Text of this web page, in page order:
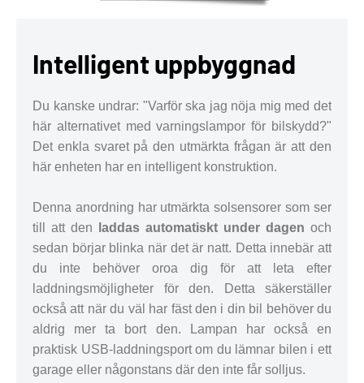
Intelligent uppbyggnad
Du kanske undrar: "Varför ska jag nöja mig med det
här alternativet med varningslampor för bilskydd?"
Det enkla svaret på den utmärkta frågan är att den
här enheten har en intelligent konstruktion.
Denna anordning har utmärkta solsensorer som ser
till att den
laddas automatiskt under dagen och
sedan börjar blinka när det är natt. Detta innebär att
du inte behöver oroa dig för att leta efter
laddningsmöjligheter för den. Detta säkerställer
också att när du väl har fäst den i din bil behöver du
aldrig mer ta bort den. Lampan har också en
praktisk USB-laddningsport om du lämnar bilen i ett
garage eller någonstans där den inte får solljus.